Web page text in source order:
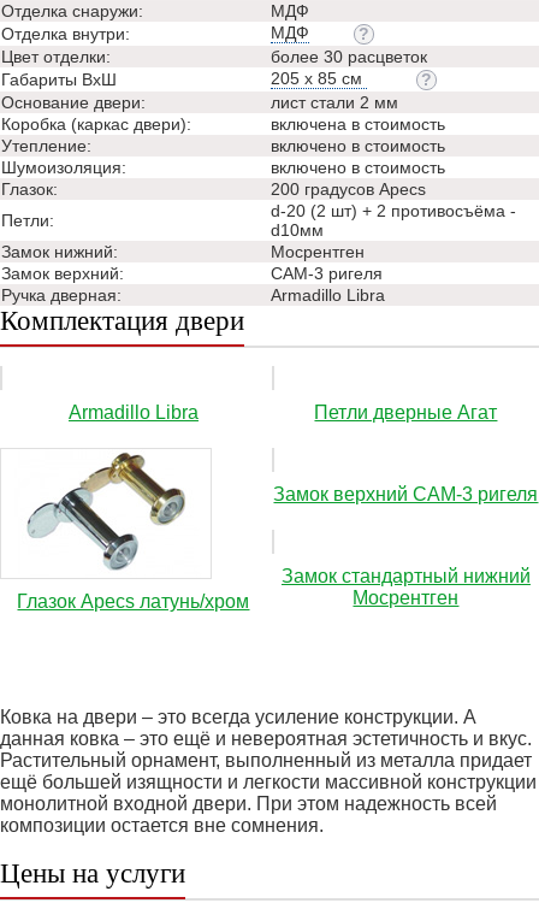
Отделка снаружи:
МДФ
Отделка внутри:
МДФ
Цвет отделки:
более 30 расцветок
Габариты ВхШ
205 х 85 см
Основание двери:
лист стали 2 мм
Коробка (каркас двери):
включена в стоимость
Утепление:
включено в стоимость
Шумоизоляция:
включено в стоимость
Глазок:
200 градусов Apecs
Петли:
d-20 (2 шт) + 2 противосъёма -
d10мм
Замок нижний:
Мосрентген
Замок верхний:
САМ-3 ригеля
Ручка дверная:
Аrmadillo Libra
Комплектация двери
Аrmadillo Libra Петли дверные Агат
Глазок Apecs латунь/хром
Замок верхний САМ-3 ригеля
Замок стандартный нижний
Мосрентген
Ковка на двери – это всегда усиление конструкции. А
данная ковка – это ещё и невероятная эстетичность и вкус.
Растительный орнамент, выполненный из металла придает
ещё большей изящности и легкости массивной конструкции
монолитной входной двери. При этом надежность всей
композиции остается вне сомнения.
Цены на услуги